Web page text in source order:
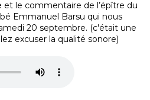
et le commentaire de l’épître du
Emmanuel Barsu qui nous
20 septembre. (c'était une
excuser la qualité sonore)